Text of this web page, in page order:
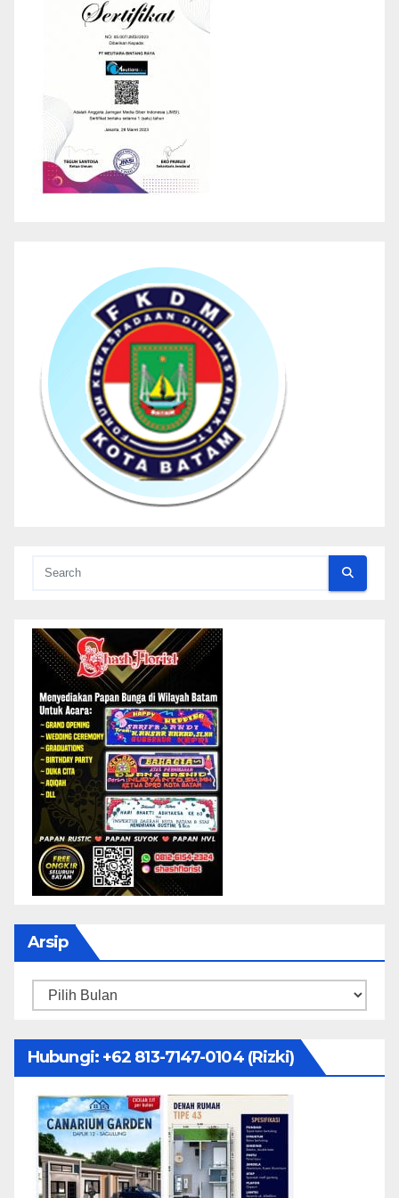
Arsip
Arsip
Hubungi: ‪+62 813-7147-0104‬ (Rizki)